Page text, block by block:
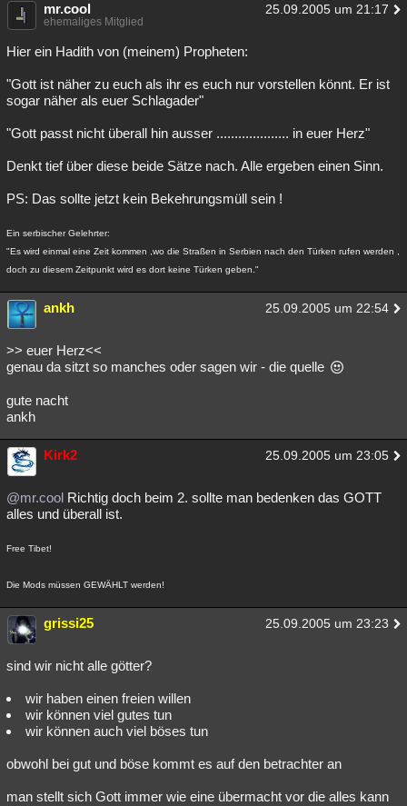
mr.cool 25.09.2005 um 21:17
ehemaliges Mitglied
Hier ein Hadith von (meinem) Propheten:
"Gott ist näher zu euch als ihr es euch nur vorstellen könnt. Er ist
sogar näher als euer Schlagader"
"Gott passt nicht überall hin ausser .................... in euer Herz"
Denkt tief über diese beide Sätze nach. Alle ergeben einen Sinn.
PS: Das sollte jetzt kein Bekehrungsmüll sein !
Ein serbischer Gelehrter:
"Es wird einmal eine Zeit kommen ,wo die Straßen in Serbien nach den Türken rufen werden ,
doch zu diesem Zeitpunkt wird es dort keine Türken geben."
ankh 25.09.2005 um 22:54
>> euer Herz<<
genau da sitzt so manches oder sagen wir - die quelle
gute nacht
ankh
Kirk2 25.09.2005 um 23:05
@mr.cool Richtig doch beim 2. sollte man bedenken das GOTT
alles und überall ist.
Free Tibet!
Die Mods müssen GEWÄHLT werden!
grissi25 25.09.2005 um 23:23
sind wir nicht alle götter?
wir haben einen freien willen
wir können viel gutes tun
wir können auch viel böses tun
obwohl bei gut und böse kommt es auf den betrachter an
man stellt sich Gott immer wie eine übermacht vor die alles kann